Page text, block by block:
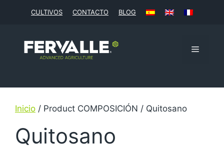
CULTIVOS CONTACTO BLOG
Inicio / Product COMPOSICIÓN / Quitosano
Quitosano